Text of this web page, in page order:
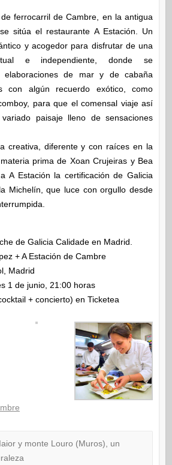
ferrocarril de Cambre, en la antigua
sitúa el restaurante A Estación. Un
y acogedor para disfrutar de una
e independiente, donde se
elaboraciones de mar y de cabaña
con algún recuerdo exótico, como
para que el comensal viaje así
paisaje lleno de sensaciones
creativa, diferente y con raíces en la
prima de Xoan Crujeiras y Bea
A Estación la certificación de Galicia
Michelín, que luce con orgullo desde
de Galicia Calidade en Madrid.
+ A Estación de Cambre
Madrid
1 de junio, 21:00 horas
+ concierto) en Ticketea
y monte Louro (Muros), un